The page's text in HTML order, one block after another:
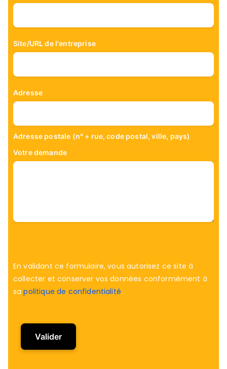
Site/URL de l'entreprise
Adresse
Adresse postale (n° + rue, code postal, ville, pays)
Votre demande
En validant ce formulaire, vous autorisez ce site à
collecter et conserver vos données conformément à
sapolitique de confidentialité.
Valider